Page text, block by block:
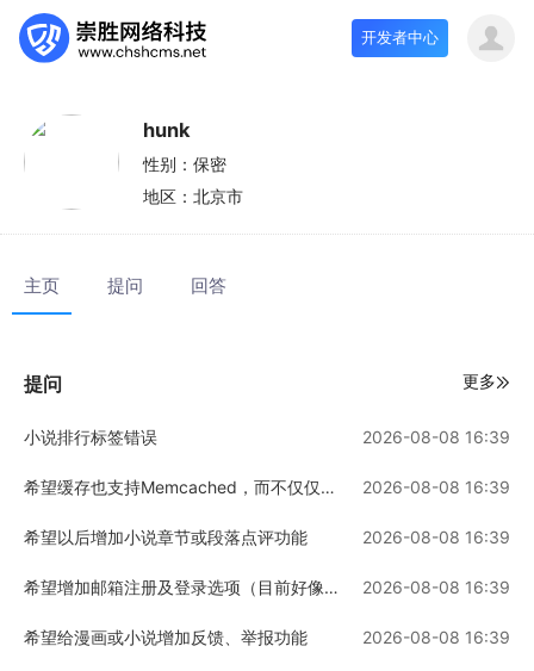
开发者中心
hunk
性别： 保密
地区： 北京市
主页 提问 回答
提问 更多
小说排行标签错误 2026-08-08 16:39
希望缓存也支持Memcached，而不仅仅是Memcache 2026-08-08 16:39
希望以后增加小说章节或段落点评功能 2026-08-08 16:39
希望增加邮箱注册及登录选项（目前好像只能用手机注册） 2026-08-08 16:39
希望给漫画或小说增加反馈、举报功能 2026-08-08 16:39